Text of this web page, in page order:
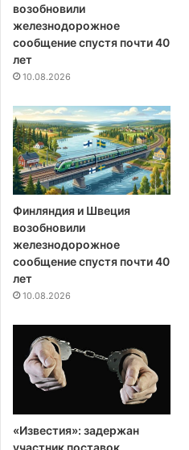
возобновили
железнодорожное
сообщение спустя почти 40
лет
10.08.2026
Финляндия и Швеция
возобновили
железнодорожное
сообщение спустя почти 40
лет
10.08.2026
«Известия»: задержан
участник поставок